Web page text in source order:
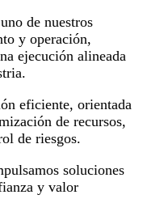
de nuestros
y operación,
ejecución alineada
eficiente, orientada
de recursos,
de riesgos.
soluciones
y valor